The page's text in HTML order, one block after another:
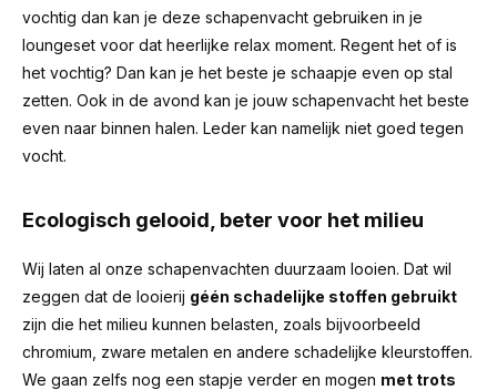
vochtig dan kan je deze schapenvacht gebruiken in je
loungeset voor dat heerlijke relax moment. Regent het of is
het vochtig? Dan kan je het beste je schaapje even op stal
zetten. Ook in de avond kan je jouw schapenvacht het beste
even naar binnen halen. Leder kan namelijk niet goed tegen
vocht.
Ecologisch gelooid, beter voor het milieu
Wij laten al onze schapenvachten duurzaam looien. Dat wil
zeggen dat de looierij géén schadelijke stoffen gebruikt
zijn die het milieu kunnen belasten, zoals bijvoorbeeld
chromium, zware metalen en andere schadelijke kleurstoffen.
We gaan zelfs nog een stapje verder en mogen met trots